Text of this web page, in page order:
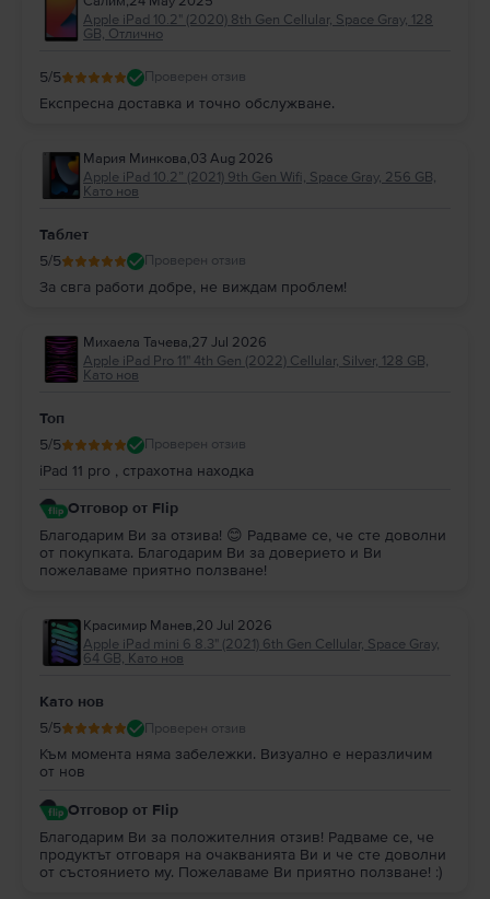
Apple iPad 10.2" (2020) 8th Gen Cellular, Space Gray, 128
GB, Отлично
5/5 Проверен отзив
Експресна доставка и точно обслужване.
Мария Минкова,03 Aug 2026
Apple iPad 10.2” (2021) 9th Gen Wifi, Space Gray, 256 GB,
Като нов
Таблет
5/5 Проверен отзив
За свга работи добре, не виждам проблем!
Михаела Тачева,27 Jul 2026
Apple iPad Pro 11" 4th Gen (2022) Cellular, Silver, 128 GB,
Като нов
Топ
5/5 Проверен отзив
iPad 11 pro , страхотна находка
Отговор от Flip
Благодарим Ви за отзива! 😊 Радваме се, че сте доволни
от покупката. Благодарим Ви за доверието и Ви
пожелаваме приятно ползване!
Красимир Манев,20 Jul 2026
Apple iPad mini 6 8.3" (2021) 6th Gen Cellular, Space Gray,
64 GB, Като нов
Като нов
5/5 Проверен отзив
Към момента няма забележки. Визуално е неразличим
от нов
Отговор от Flip
Благодарим Ви за положителния отзив! Радваме се, че
продуктът отговаря на очакванията Ви и че сте доволни
от състоянието му. Пожелаваме Ви приятно ползване! :)